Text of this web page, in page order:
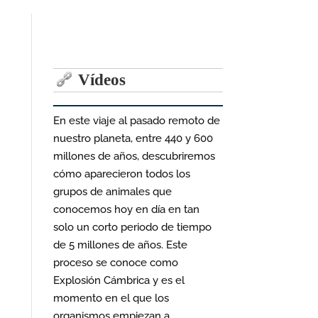
Vídeos
En este viaje al pasado remoto de
nuestro planeta, entre 440 y 600
millones de años, descubriremos
cómo aparecieron todos los
grupos de animales que
conocemos hoy en día en tan
solo un corto periodo de tiempo
de 5 millones de años. Este
proceso se conoce como
Explosión Cámbrica y es el
momento en el que los